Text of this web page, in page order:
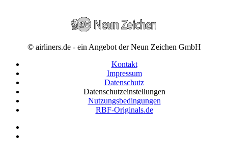
© airliners.de - ein Angebot der Neun Zeichen GmbH
Kontakt
Impressum
Datenschutz
Datenschutzeinstellungen
Nutzungsbedingungen
RBF-Originals.de